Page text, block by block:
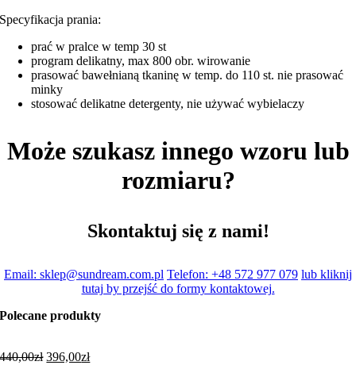
Specyfikacja prania:
prać w pralce w temp 30 st
program delikatny, max 800 obr. wirowanie
prasować bawełnianą tkaninę w temp. do 110 st. nie prasować
minky
stosować delikatne detergenty, nie używać wybielaczy
Może szukasz innego wzoru lub
rozmiaru?
Skontaktuj się z nami!
Email: sklep@sundream.com.pl Telefon: +48 572 977 079 lub kliknij
tutaj by przejść do formy kontaktowej.
Polecane produkty
440,00zł 396,00zł